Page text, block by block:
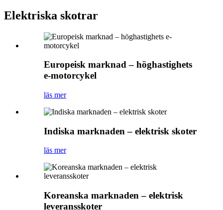
Elektriska skotrar
Europeisk marknad – höghastighets
e-motorcykel
läs mer
Indiska marknaden – elektrisk skoter
läs mer
Koreanska marknaden – elektrisk
leveransskoter